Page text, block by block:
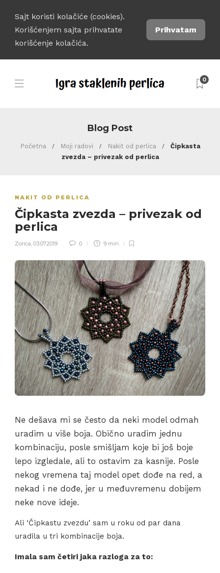
Sajt koristi kolačiće (cookies).
Korišćenjem sajta prihvatate
korišćenje kolačića.
Prihvatam
0
Blog Post
Početna Moji radovi Nakit od perlica
Čipkasta
zvezda – privezak od perlica
NAKIT OD PERLICA
Čipkasta zvezda – privezak od
perlica
Zorica, 03.07.2019 0 9 min
Ne dešava mi se često da neki model odmah
uradim u više boja. Obično uradim jednu
kombinaciju, posle smišljam koje bi još boje
lepo izgledale, ali to ostavim za kasnije. Posle
nekog vremena taj model opet dođe na red, a
nekad i ne dođe, jer u međuvremenu dobijem
neke nove ideje.
Ali ‘Čipkastu zvezdu’ sam u roku od par dana
uradila u tri kombinacije boja.
Imala sam četiri jaka razloga za to: